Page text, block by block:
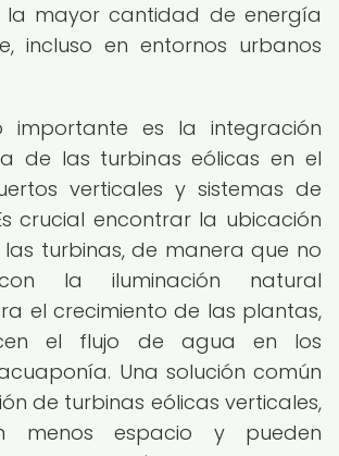
mayor cantidad de energía
incluso en entornos urbanos
importante es la integración
de las turbinas eólicas en el
verticales y sistemas de
crucial encontrar la ubicación
turbinas, de manera que no
la iluminación natural
el crecimiento de las plantas,
el flujo de agua en los
Una solución común
de turbinas eólicas verticales,
menos espacio y pueden